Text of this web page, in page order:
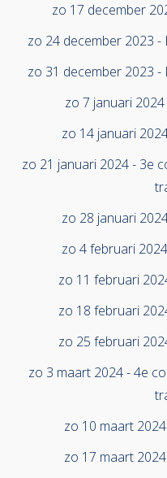
zo 17 december
zo 24 december 2023 -
zo 31 december 2023 -
zo 7 januari
zo 14 januari
zo 21 januari 2024 - 3e
zo 28 januari
zo 4 februari
zo 11 februari
zo 18 februari
zo 25 februari
zo 3 maart 2024 - 4e
zo 10 maart
zo 17 maart